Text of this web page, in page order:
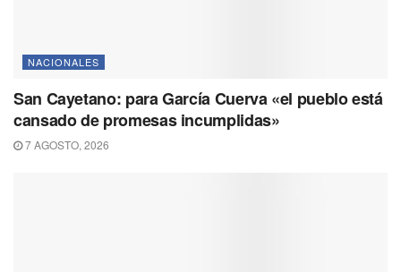
NACIONALES
San Cayetano: para García Cuerva «el pueblo está
cansado de promesas incumplidas»
7 AGOSTO, 2026